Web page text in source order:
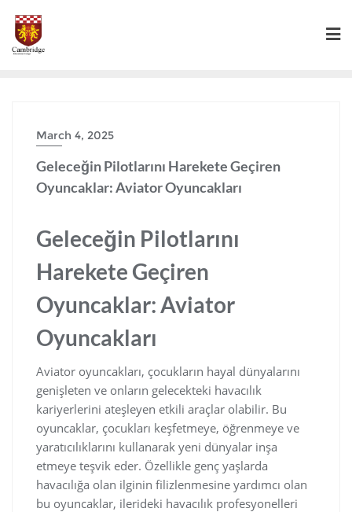
March 4, 2025
Geleceğin Pilotlarını Harekete Geçiren
Oyuncaklar: Aviator Oyuncakları
Geleceğin Pilotlarını
Harekete Geçiren
Oyuncaklar: Aviator
Oyuncakları
Aviator oyuncakları, çocukların hayal dünyalarını
genişleten ve onların gelecekteki havacılık
kariyerlerini ateşleyen etkili araçlar olabilir. Bu
oyuncaklar, çocukları keşfetmeye, öğrenmeye ve
yaratıcılıklarını kullanarak yeni dünyalar inşa
etmeye teşvik eder. Özellikle genç yaşlarda
havacılığa olan ilginin filizlenmesine yardımcı olan
bu oyuncaklar, ilerideki havacılık profesyonelleri